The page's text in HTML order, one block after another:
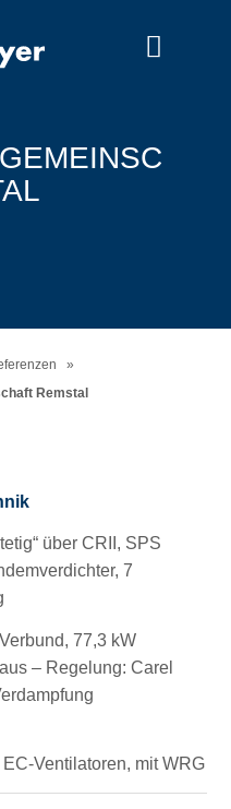
»
Remstal
über CRII, SPS
7
77,3 kW
– Regelung: Carel
Ventilatoren, mit WRG